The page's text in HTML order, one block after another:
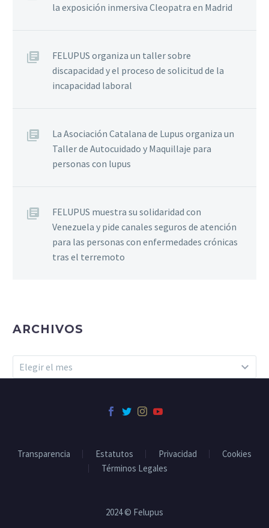
la exposición inmersiva Cleopatra en Madrid
FELUPUS organiza un taller sobre
discapacidad y el proceso de solicitud de la
incapacidad laboral
La Asociación Catalana de Lupus organiza un
Taller de Autocuidado y Maquillaje para
personas con lupus
FELUPUS muestra su solidaridad con
Venezuela y pide canales seguros de atención
para las personas con enfermedades crónicas
tras el terremoto
ARCHIVOS
Archivos
Elegir el mes
Transparencia Estatutos Privacidad
Cookies
Términos Legales
2024 © Felupus